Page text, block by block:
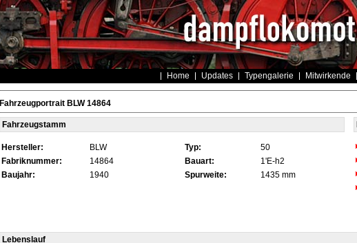
Home Updates Typengalerie Mitwirkende
Fahrzeugportrait BLW 14864
Fahrzeugstamm
Hersteller: BLW Typ: 50
Fabriknummer:
14864 Bauart: 1'E-h2
Baujahr:
1940 Spurweite: 1435 mm
Lebenslauf